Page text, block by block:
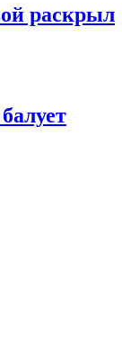
раскрыл